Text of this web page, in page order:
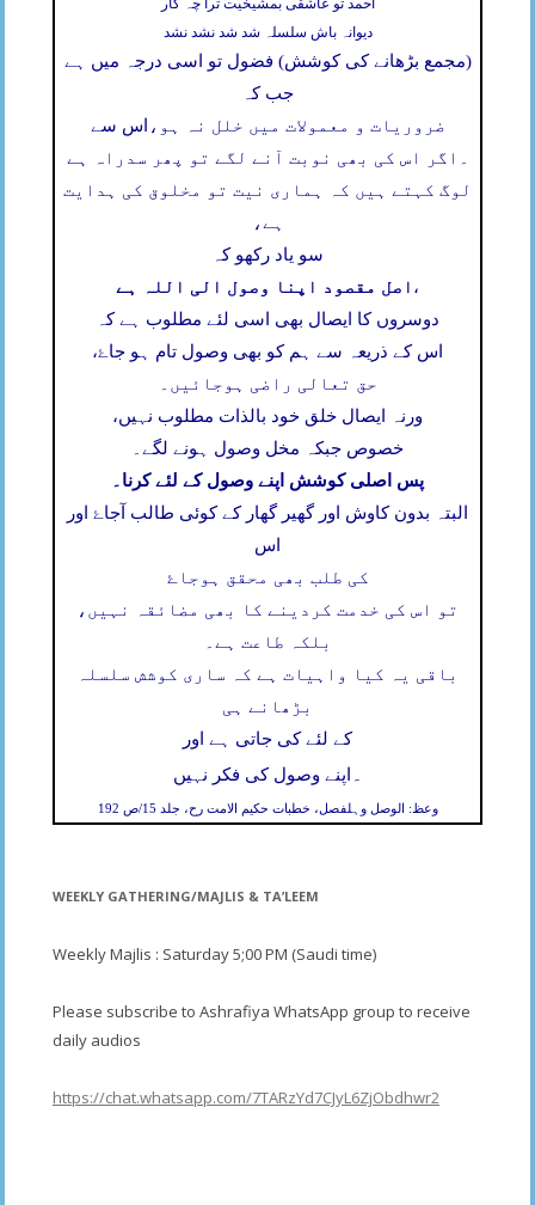
احمد تو عاشقی بمشیخیت ترا چہ کار
دیوانہ باش سلسلہ شد شد نشد نشد
(مجمع بڑھانے کی کوشش) فضول تو اسی درجہ میں ہے
جب کہ
اس سے ضروریات و معمولات میں خلل نہ ہو،
اگر اس کی بھی نوبت آنے لگے تو پھر سدراہ ہے
لوگ کہتے ہیں کہ ہماری نیت تو مخلوق کی ہدایت
ہے،
سو یاد رکھو کہ
اصل مقصود اپنا وصول الی اللہ ہے ،
دوسروں کا ایصال بھی اسی لئے مطلوب ہے کہ
اس کے ذریعہ سے ہم کو بھی وصول تام ہو جاۓ،
حق تعالی راضی ہوجائیں۔
ورنہ ایصال خلق خود بالذات مطلوب نہیں،
خصوص جبکہ مخل وصول ہونے لگے۔
پس اصلی کوشش اپنے وصول کے لئے کرنا۔
البتہ بدون کاوش اور گھیر گھار کے کوئی طالب آجاۓ اور
اس
کی طلب بھی محقق ہوجاۓ
تو اس کی خدمت کردینے کا بھی مضائقہ نہیں،
بلکہ طاعت ہے۔
باقی یہ کیا واہیات ہے کہ ساری کوشش سلسلہ
بڑھانے ہی
کے لئے کی جاتی ہے اور
اپنے وصول کی فکر نہیں ۔
وعظ: الوصل وہلفصل، خطبات حکیم الامت رح، جلد 15/ص 192
WEEKLY GATHERING/MAJLIS & TA’LEEM
Weekly Majlis : Saturday 5;00 PM (Saudi time)
Please subscribe to Ashrafiya WhatsApp group to receive
daily audios
https://chat.whatsapp.com/7TARzYd7CJyL6ZjObdhwr2